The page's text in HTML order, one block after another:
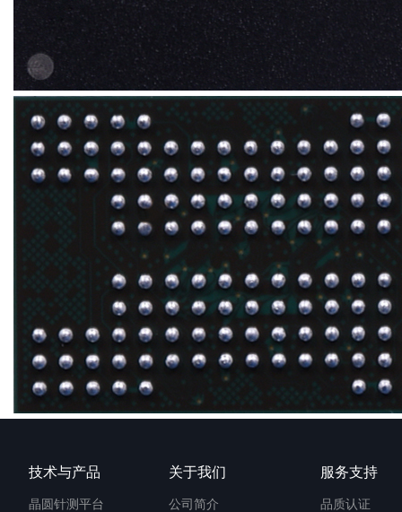
技术与产品
晶圆针测平台
关于我们
公司简介
服务支持
品质认证